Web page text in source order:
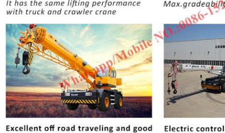
জমা দিন